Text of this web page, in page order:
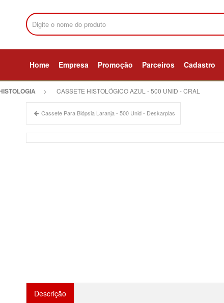
Home Empresa Promoção Parceiros Cadastro
> CASSETE HISTOLÓGICO AZUL - 500 UNID - CRAL
Cassete Para Biópsia Laranja - 500 Unid - Deskarplas
Descrição